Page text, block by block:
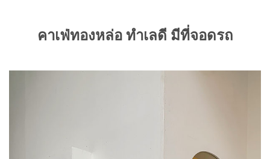
คาเฟ่ทองหล่อ ทำเลดี มีที่จอดรถ